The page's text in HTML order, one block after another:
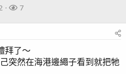
關
7
拜了～
突然在海港邊繩子看到就把牠